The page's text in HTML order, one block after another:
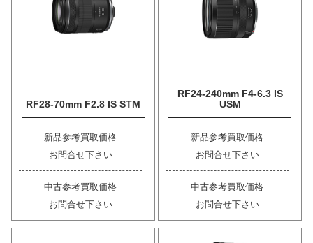
RF28-70mm F2.8 IS STM
新品参考買取価格
お問合せ下さい
中古参考買取価格
お問合せ下さい
RF24-240mm F4-6.3 IS
USM
新品参考買取価格
お問合せ下さい
中古参考買取価格
お問合せ下さい